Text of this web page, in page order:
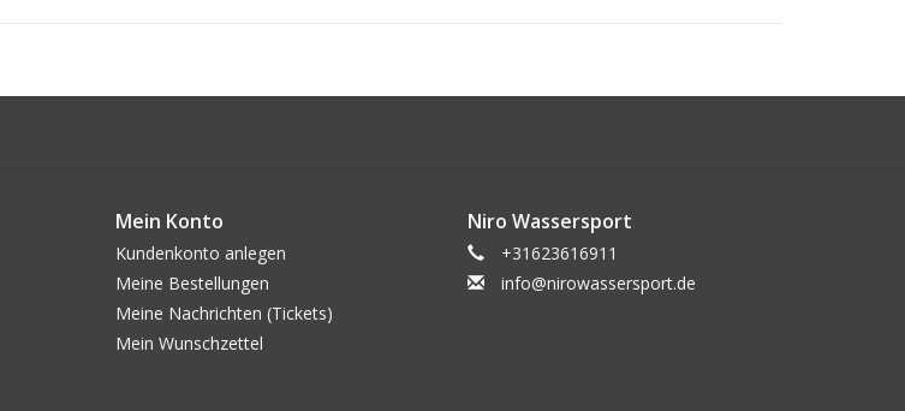
Mein Konto
Kundenkonto anlegen
Meine Bestellungen
Meine Nachrichten (Tickets)
Mein Wunschzettel
Niro Wassersport
+31623616911
info@nirowassersport.de